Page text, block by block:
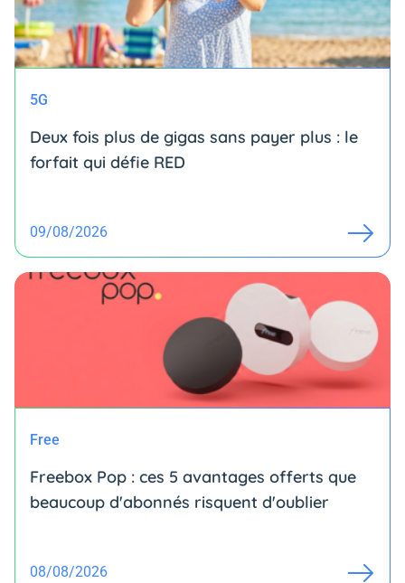
5G
Deux fois plus de gigas sans payer plus : le
forfait qui défie RED
09/08/2026
Free
Freebox Pop : ces 5 avantages offerts que
beaucoup d'abonnés risquent d'oublier
08/08/2026